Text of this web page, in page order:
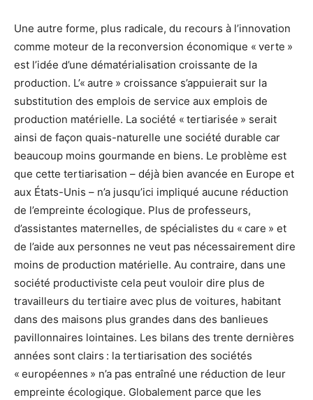
Une autre forme, plus radicale, du recours à l’innovation
comme moteur de la reconversion économique « verte »
est l’idée d’une dématérialisation croissante de la
production. L’« autre » croissance s’appuierait sur la
substitution des emplois de service aux emplois de
production matérielle. La société « tertiarisée » serait
ainsi de façon quais-naturelle une société durable car
beaucoup moins gourmande en biens. Le problème est
que cette tertiarisation – déjà bien avancée en Europe et
aux États-Unis – n’a jusqu’ici impliqué aucune réduction
de l’empreinte écologique. Plus de professeurs,
d’assistantes maternelles, de spécialistes du « care » et
de l’aide aux personnes ne veut pas nécessairement dire
moins de production matérielle. Au contraire, dans une
société productiviste cela peut vouloir dire plus de
travailleurs du tertiaire avec plus de voitures, habitant
dans des maisons plus grandes dans des banlieues
pavillonnaires lointaines. Les bilans des trente dernières
années sont clairs : la tertiarisation des sociétés
« européennes » n’a pas entraîné une réduction de leur
empreinte écologique. Globalement parce que les